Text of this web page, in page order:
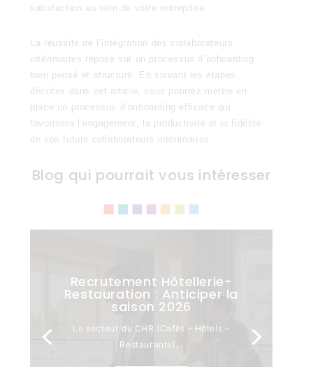
satisfaction au sein de votre entreprise.
La réussite de l’intégration des collaborateurs
intérimaires repose sur un processus d’onboarding
bien pensé et structuré. En suivant les étapes
décrites dans cet article, vous pourrez mettre en
place un processus d’onboarding efficace qui
favorisera l’engagement, la productivité et la fidélité
de vos futurs collaborateurs intérimaires.
Blog qui pourrait vous intéresser
Recrutement Hôtellerie-
Restauration : Anticiper la
saison 2026
Le secteur du CHR (Cafés – Hôtels –
Restaurants)...